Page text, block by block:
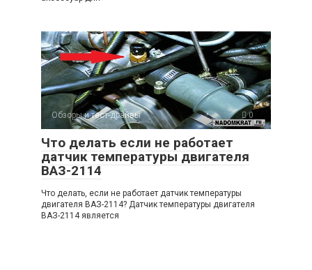
Обзоры и тест-драйвы 0
Что делать если не работает
датчик температуры двигателя
ВАЗ-2114
Что делать, если не работает датчик температуры
двигателя ВАЗ-2114? Датчик температуры двигателя
ВАЗ-2114 является